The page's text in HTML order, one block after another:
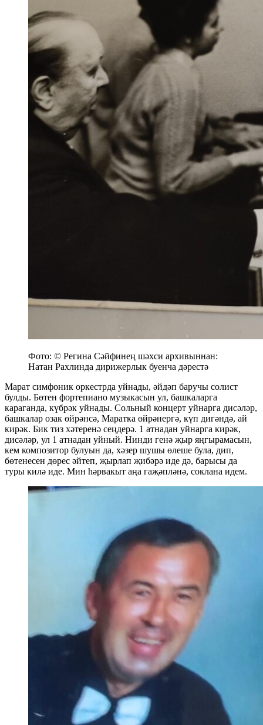
Фото: © Регина Сәйфинең шәхси архивыннан:
Натан Рахлинда дирижерлык буенча дәрестә
Марат симфоник оркестрда уйнады, әйдәп баручы солист
булды. Бөтен фортепиано музыкасын ул, башкаларга
караганда, күбрәк уйнады. Сольный концерт уйнарга дисәләр,
башкалар озак өйрәнсә, Маратка өйрәнергә, күп дигәндә, ай
кирәк. Бик тиз хәтеренә сеңдерә. 1 атнадан уйнарга кирәк,
дисәләр, ул 1 атнадан уйный. Нинди генә җыр яңгырамасын,
кем композитор булуын да, хәзер шушы өлеше була, дип,
бөтенесен дөрес әйтеп, җырлап җибәрә иде дә, барысы да
туры килә иде. Мин һәрвакыт аңа гаҗәпләнә, соклана идем.